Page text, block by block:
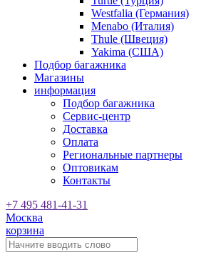
Westfalia (Германия)
Menabo (Италия)
Thule (Швеция)
Yakima (США)
Подбор багажника
Магазины
информация
Подбор багажника
Сервис-центр
Доставка
Оплата
Региональные партнеры
Оптовикам
Контакты
+7 495 481-41-31
Москва
корзина